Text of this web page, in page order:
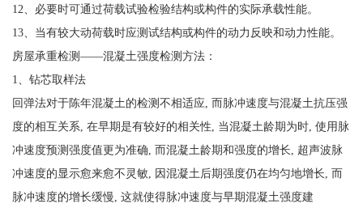
12、必要时可通过荷载试验检验结构或构件的实际承载性能。
13、当有较大动荷载时应测试结构或构件的动力反映和动力性能。
房屋承重检测——混凝土强度检测方法：
1、钻芯取样法
回弹法对于陈年混凝土的检测不相适应, 而脉冲速度与混凝土抗压强
度的相互关系, 在早期是有较好的相关性, 当混凝土龄期为时, 使用脉
冲速度预测强度值更为准确, 而混凝土龄期和强度的增长, 超声波脉
冲速度的显示愈来愈不灵敏, 因混凝土后期强度仍在均匀地增长, 而
脉冲速度的增长缓慢, 这就使得脉冲速度与早期混凝土强度建